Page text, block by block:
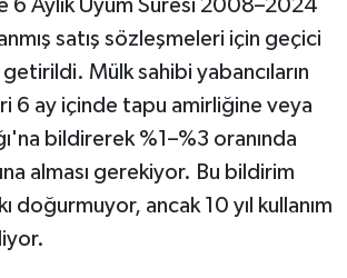
6 Aylık Uyum Süresi 2008–2024
satış sözleşmeleri için geçici
Mülk sahibi yabancıların
6 ay içinde tapu amirliğine veya
bildirerek %1–%3 oranında
alması gerekiyor. Bu bildirim
doğurmuyor, ancak 10 yıl kullanım